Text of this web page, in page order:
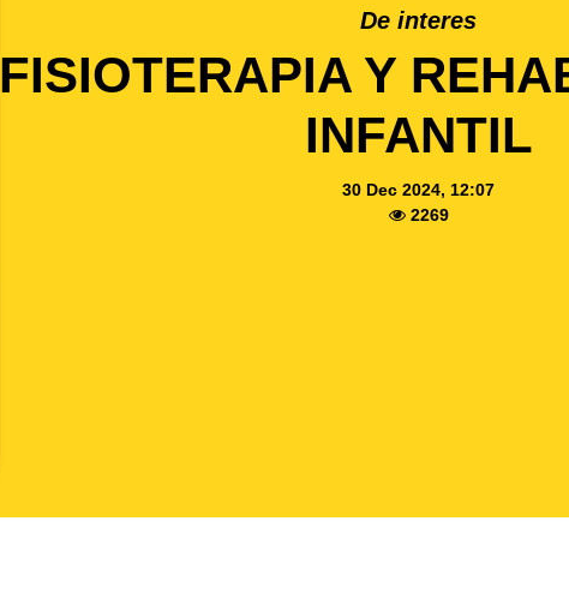
De interes
FISIOTERAPIA Y
INFANTIL
30 Dec 2024, 12:07
2269